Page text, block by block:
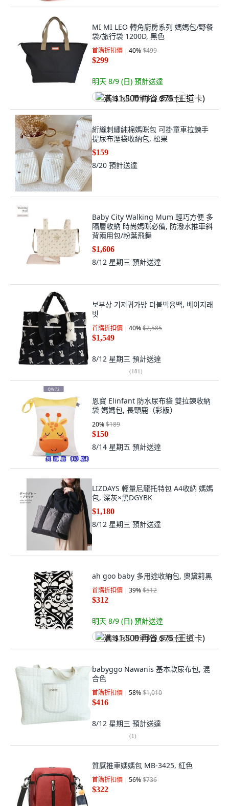
MI MI LEO 轉角廚房系列 媽媽包/野餐
袋/旅行袋 1200D, 黑色
首購折扣價 40%$499
$299
明天 8/9 (日) 預計送達
满 $1,500 再省 $75 (王道卡)
絎縫刺繡純棉媽咪包 可掛童車拉鍊手
提尿布溼袋收納包, 松果
$159
8/20 預計送達
Baby City Walking Mum 輕巧方便 多
隔層收納 時尚媽咪必備, 防潑水推車斜
背兩用包/粉葉飛舞
$1,606
8/12 星期三 預計送達
보부상 기저귀가방 더블빅윰백, 베이지래
빗
首購折扣價 40%$2,585
$1,549
8/12 星期三 預計送達
(181)
恩寶 Elinfant 防水尿布袋 雙拉鍊收納
袋 媽媽包, 長頸鹿（彩版）
20%$189
$150
8/14 星期五 預計送達
LIZDAYS 輕量尼龍托特包 A4收納 媽媽
包, 深灰×黑DGYBK
$1,180
8/12 星期三 預計送達
ah goo baby 多用途收納包, 奧黛莉黑
首購折扣價 39%$512
$312
明天 8/9 (日) 預計送達
满 $1,500 再省 $75 (王道卡)
babyggo Nawanis 基本款尿布包, 混
合色
首購折扣價 58%$1,010
$416
8/12 星期三 預計送達
(1)
質感推車媽媽包 MB-3425, 紅色
首購折扣價 56%$736
$322